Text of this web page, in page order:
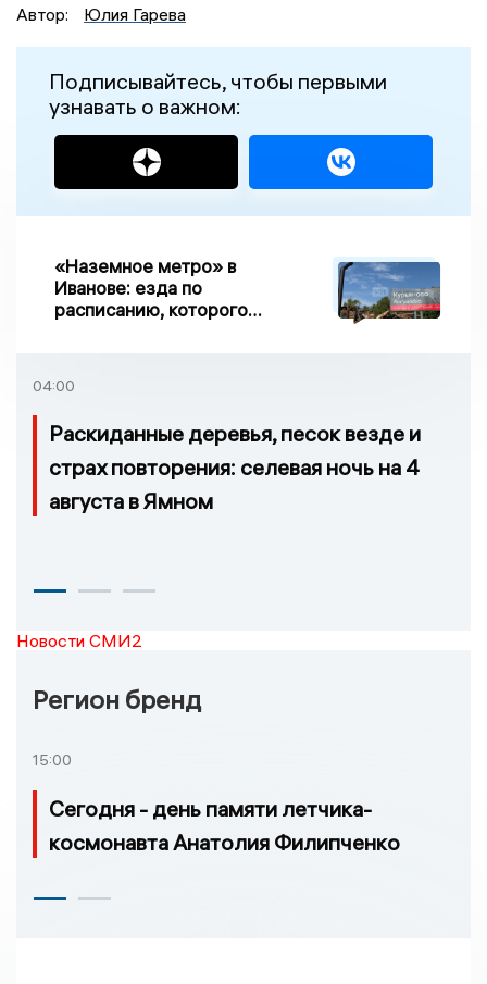
Автор:
Юлия Гарева
Подписывайтесь, чтобы первыми
узнавать о важном:
«Наземное метро» в
Иванове: езда по
расписанию, которого
04:00
Раскиданные деревья, песок везде и
страх повторения: селевая ночь на 4
августа в Ямном
Новости СМИ2
Регион бренд
15:00
Сегодня - день памяти летчика-
космонавта Анатолия Филипченко